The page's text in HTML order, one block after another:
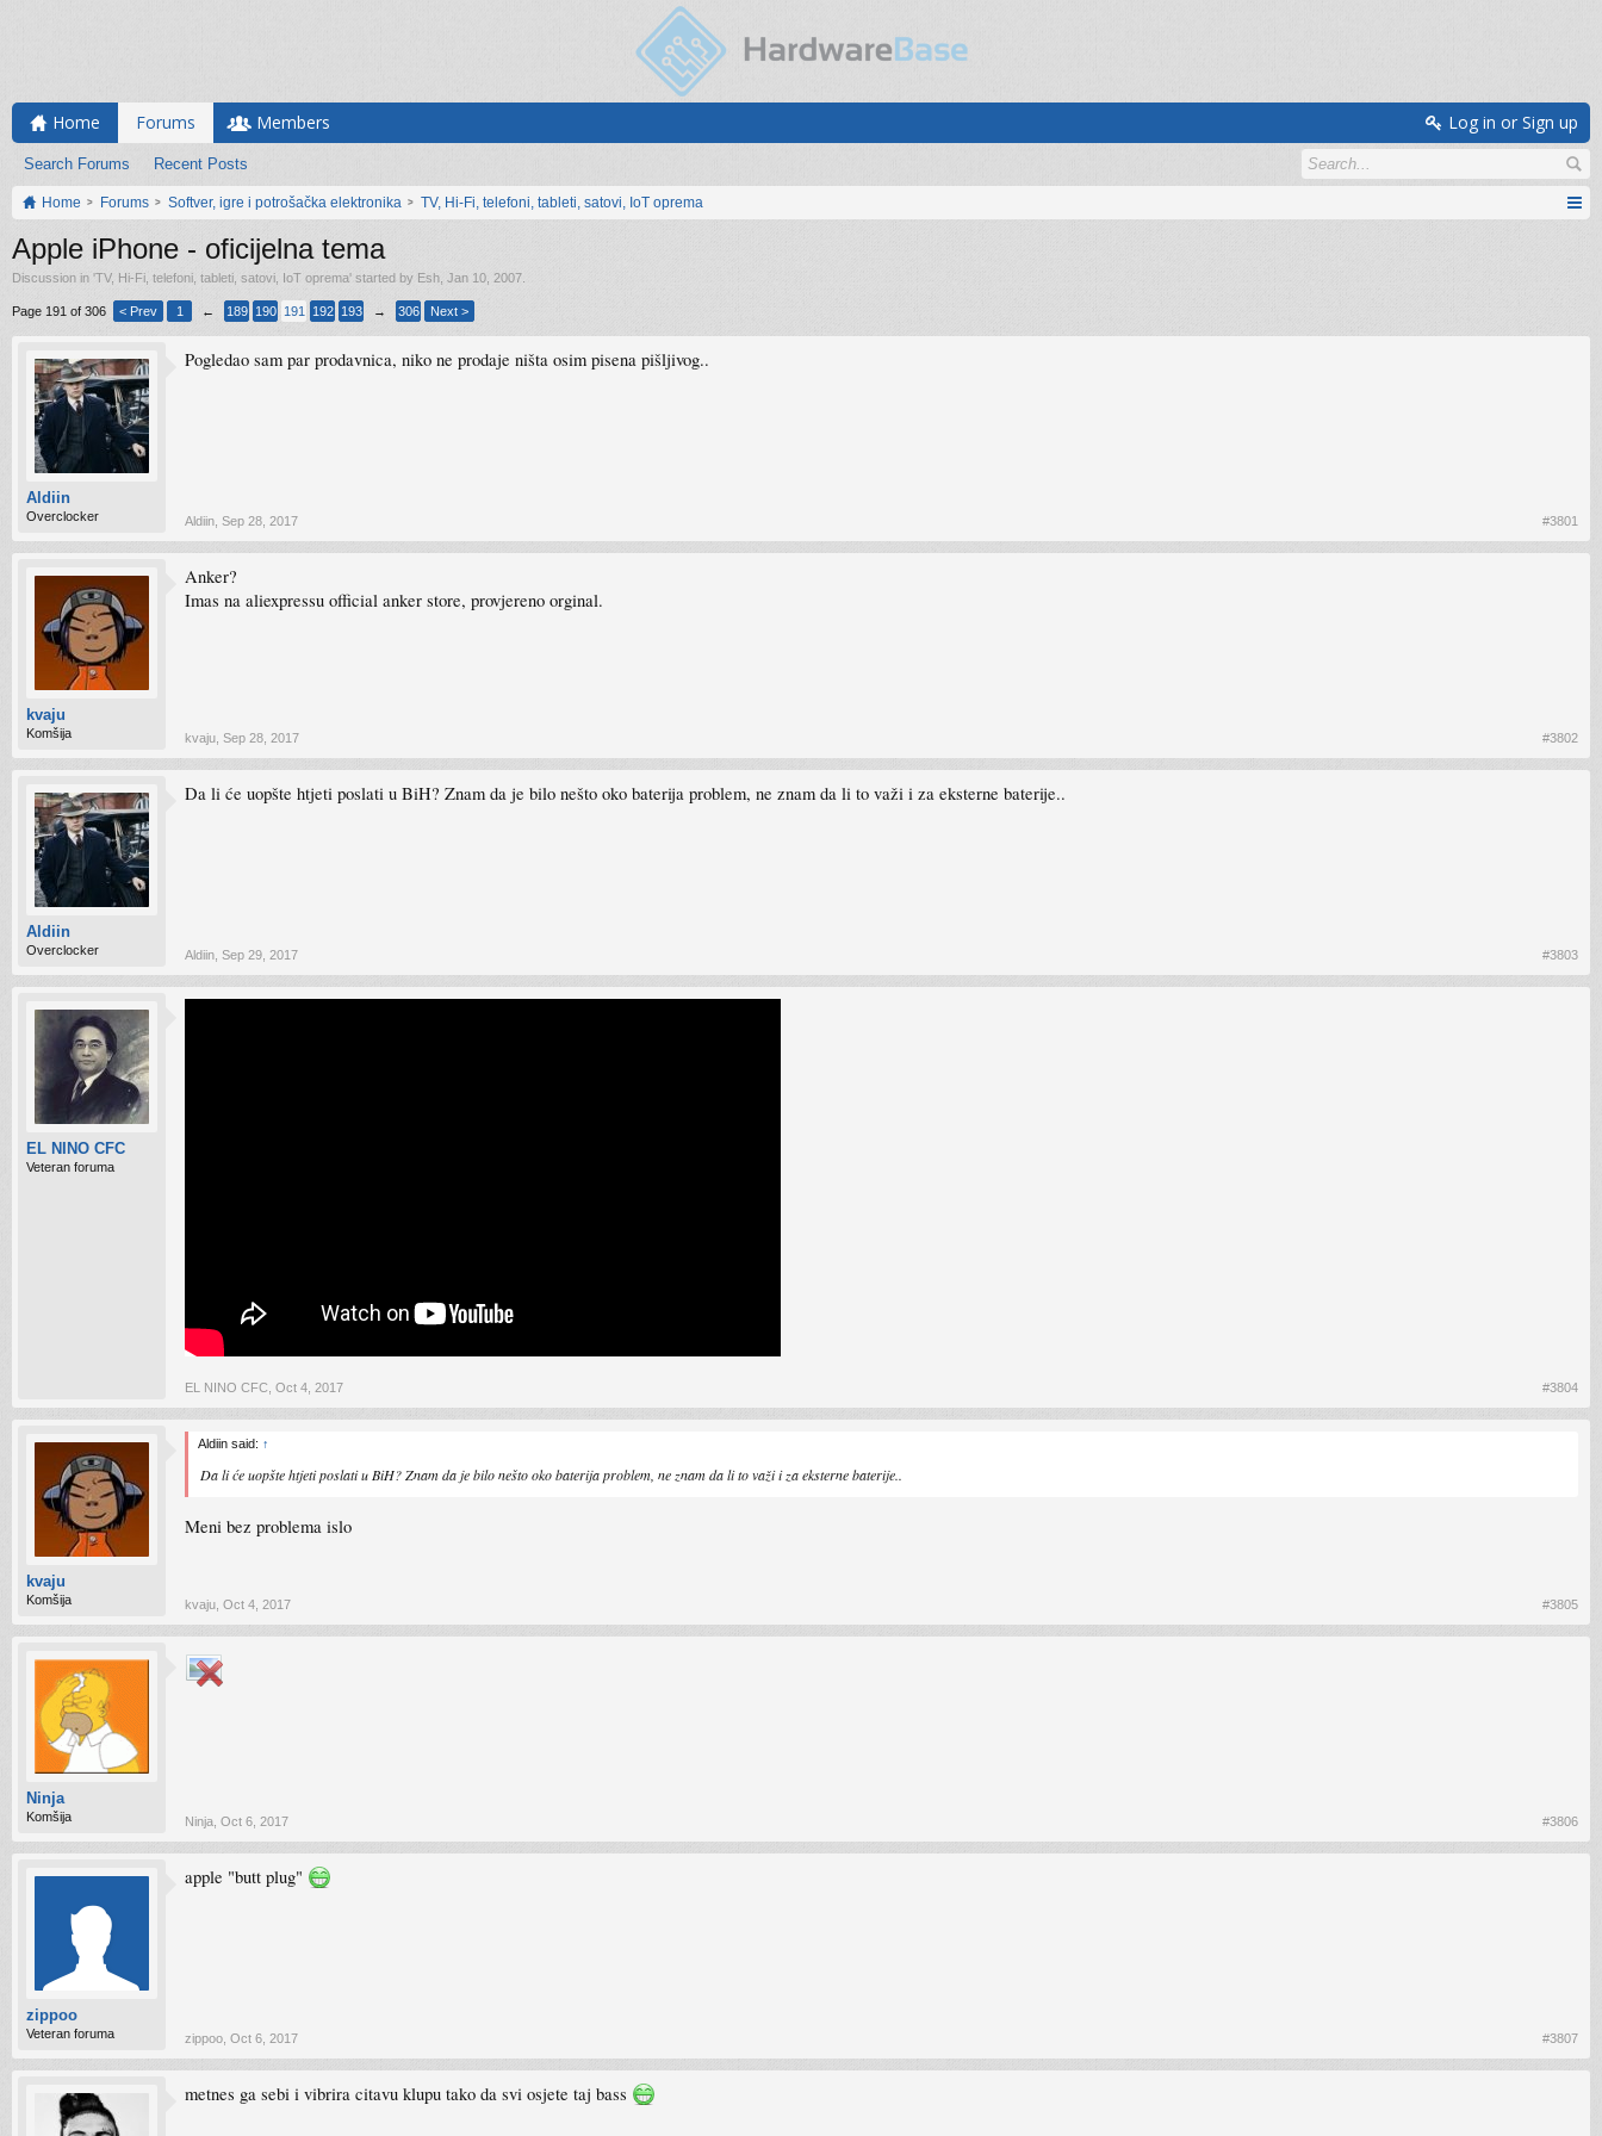
Home Forums
Search Forums Recent Posts
Members Log in or Sign up
Home Forums Softver, igre i potrošačka elektronika TV, Hi-Fi, telefoni, tableti, satovi, IoT oprema
Apple iPhone - oficijelna tema
Discussion in 'TV, Hi-Fi, telefoni, tableti, satovi, IoT oprema' started by Esh Jan 10, 2007
Page 191 of 306 < Prev 1 ← 189 190 191 192 193 → 306 Next >
Aldiin
Overclocker
Pogledao sam par prodavnica, niko ne prodaje ništa osim pisena pišljivog..
Aldiin Sep 28, 2017 #3801
kvaju
Komšija
Anker?
Imas na aliexpressu official anker store, provjereno orginal.
kvaju Sep 28, 2017 #3802
Aldiin
Overclocker
Da li će uopšte htjeti poslati u BiH? Znam da je bilo nešto oko baterija problem, ne znam da li to važi i za eksterne baterije..
Aldiin Sep 29, 2017 #3803
EL NINO CFC
Veteran foruma
EL NINO CFC Oct 4, 2017 #3804
kvaju
Komšija
Aldiin said: ↑
Da li će uopšte htjeti poslati u BiH? Znam da je bilo nešto oko baterija problem, ne znam da li to važi i za eksterne baterije..
Meni bez problema islo
kvaju Oct 4, 2017 #3805
Ninja
Komšija Ninja Oct 6, 2017 #3806
zippoo
Veteran foruma
apple "butt plug"
zippoo Oct 6, 2017 #3807
metnes ga sebi i vibrira citavu klupu tako da svi osjete taj bass